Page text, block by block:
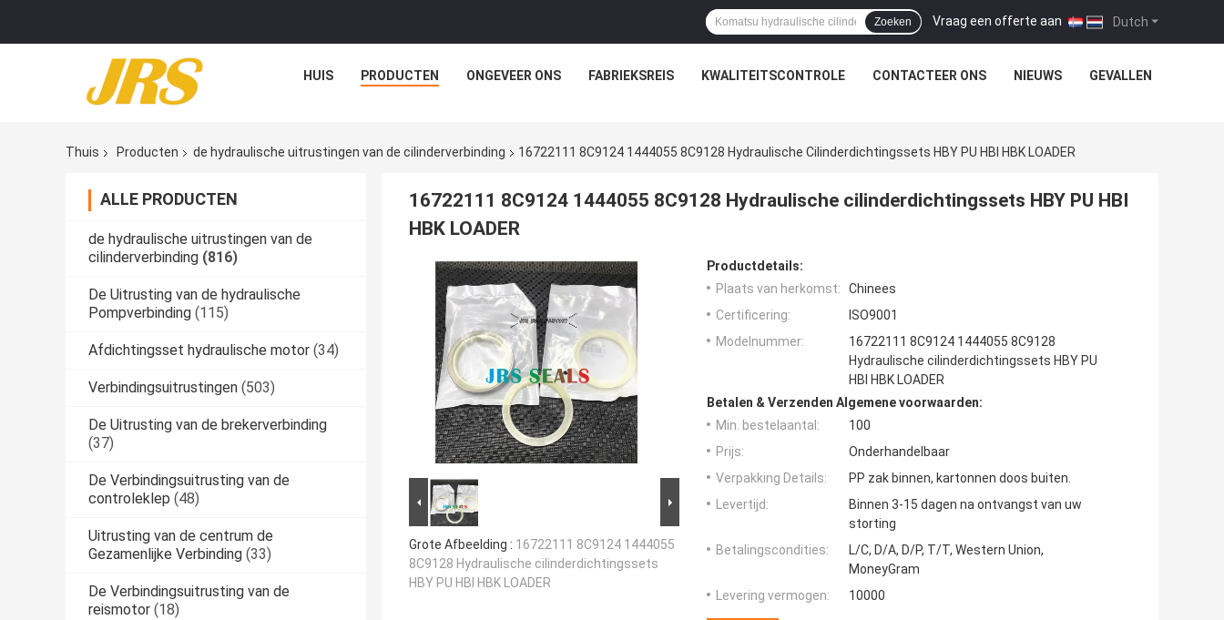
Dutch
Vraag een offerte aan |
Zoeken
HUIS PRODUCTEN ONGEVEER ONS FABRIEKSREIS KWALITEITSCONTROLE CONTACTEER ONS NIEUWS GEVALLEN
Thuis Producten de hydraulische uitrustingen van de cilinderverbinding 16722111 8C9124 1444055 8C9128 Hydraulische Cilinderdichtingssets HBY PU HBI HBK LOADER
ALLE PRODUCTEN
de hydraulische uitrustingen van de
cilinderverbinding (816)
De Uitrusting van de hydraulische
Pompverbinding (115)
Afdichtingsset hydraulische motor (34)
Verbindingsuitrustingen (503)
De Uitrusting van de brekerverbinding
(37)
De Verbindingsuitrusting van de
controleklep (48)
Uitrusting van de centrum de
Gezamenlijke Verbinding (33)
De Verbindingsuitrusting van de
reismotor (18)
16722111 8C9124 1444055 8C9128 Hydraulische cilinderdichtingssets HBY PU HBI
HBK LOADER
Grote Afbeelding : 16722111 8C9124 1444055
8C9128 Hydraulische cilinderdichtingssets
HBY PU HBI HBK LOADER
Productdetails:
Plaats van herkomst:
Chinees
Certificering:
ISO9001
Modelnummer:
16722111 8C9124 1444055 8C9128
Hydraulische cilinderdichtingssets HBY PU
HBI HBK LOADER
Betalen & Verzenden Algemene voorwaarden:
Min. bestelaantal:
100
Prijs:
Onderhandelbaar
Verpakking Details:
PP zak binnen, kartonnen doos buiten.
Levertijd:
Binnen 3-15 dagen na ontvangst van uw
storting
Betalingscondities:
L/C, D/A, D/P, T/T, Western Union,
MoneyGram
Levering vermogen:
10000